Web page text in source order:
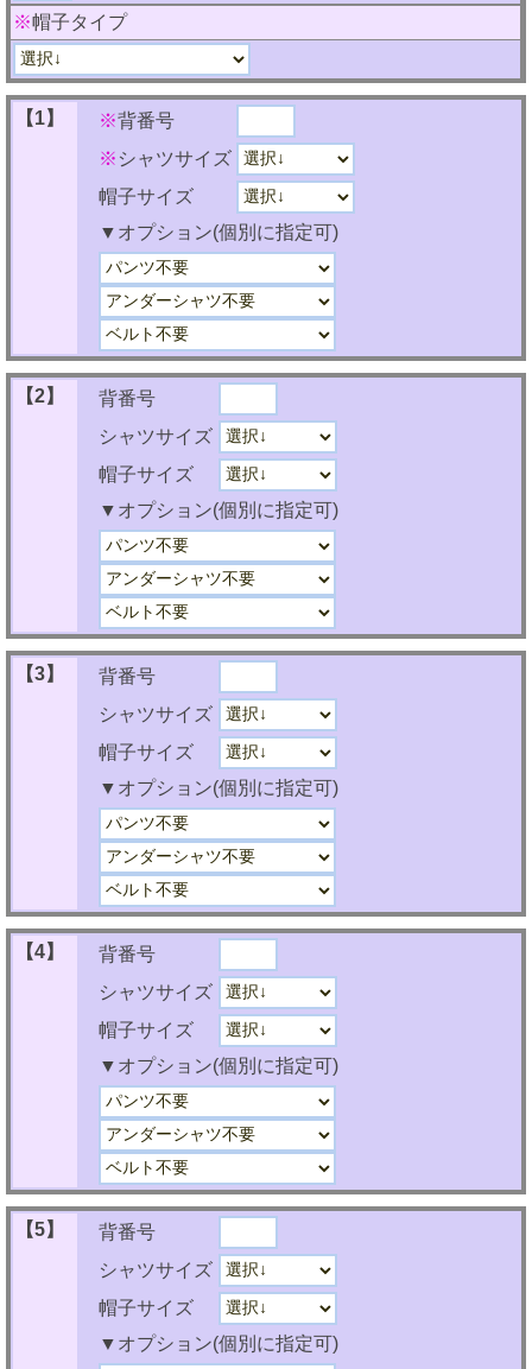
※帽子タイプ
【1】 ※背番号
※ シャツサイズ
帽子サイズ
▼オプション(個別に指定可)
【2】
背番号
シャツサイズ
帽子サイズ
▼オプション(個別に指定可)
【3】
背番号
シャツサイズ
帽子サイズ
▼オプション(個別に指定可)
【4】
背番号
シャツサイズ
帽子サイズ
▼オプション(個別に指定可)
【5】
背番号
シャツサイズ
帽子サイズ
▼オプション(個別に指定可)